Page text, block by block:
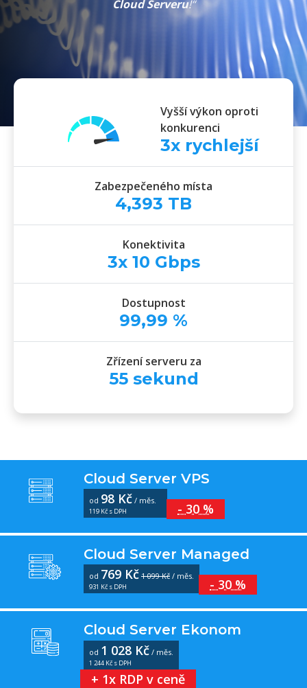
Cloud Serveru!“
Vyšší výkon oproti
konkurenci
3x rychlejší
Zabezpečeného místa
4,393 TB
Konektivita
3x 10 Gbps
Dostupnost
99,99 %
Zřízení serveru za
55sekund
Cloud Server VPS
od 98 Kč / měs.
119 Kč s DPH - 30 %
Cloud Server Managed
od 769 Kč 1 099 Kč / měs.
931 Kč s DPH - 30 %
Cloud Server Ekonom
od 1 028 Kč / měs.
1 244 Kč s DPH
+ 1x RDP v ceně